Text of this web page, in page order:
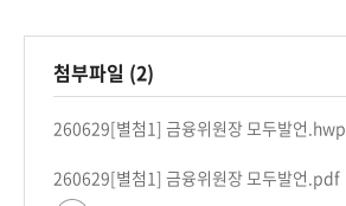
첨부파일 (2)
260629[별첨1] 금융위원장 모두발언.hwp
260629[별첨1] 금융위원장 모두발언.pdf